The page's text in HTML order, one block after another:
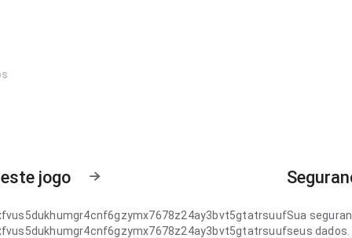
jogo
Sua
seus